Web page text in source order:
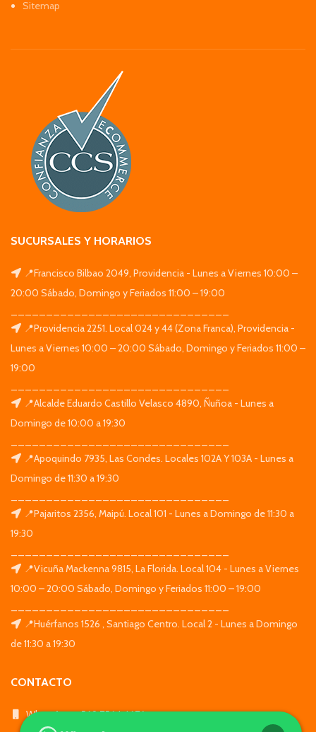
Sitemap
SUCURSALES Y HORARIOS
📍Francisco Bilbao 2049, Providencia - Lunes a Viernes 10:00 –
20:00 Sábado, Domingo y Feriados 11:00 – 19:00
📍Providencia 2251. Local 024 y 44 (Zona Franca), Providencia -
Lunes a Viernes 10:00 – 20:00 Sábado, Domingo y Feriados 11:00 –
19:00
📍Alcalde Eduardo Castillo Velasco 4890, Ñuñoa - Lunes a
Domingo de 10:00 a 19:30
📍Apoquindo 7935, Las Condes. Locales 102A Y 103A - Lunes a
Domingo de 11:30 a 19:30
📍Pajaritos 2356, Maipú. Local 101 - Lunes a Domingo de 11:30 a
19:30
📍Vicuña Mackenna 9815, La Florida. Local 104 - Lunes a Viernes
10:00 – 20:00 Sábado, Domingo y Feriados 11:00 – 19:00
📍Huérfanos 1526 , Santiago Centro. Local 2 - Lunes a Domingo
de 11:30 a 19:30
CONTACTO
WhatsApp: +569 7564 4676